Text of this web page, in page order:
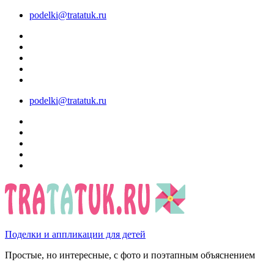
podelki@tratatuk.ru
podelki@tratatuk.ru
Поделки и аппликации для детей
Простые, но интересные, с фото и поэтапным объяснением